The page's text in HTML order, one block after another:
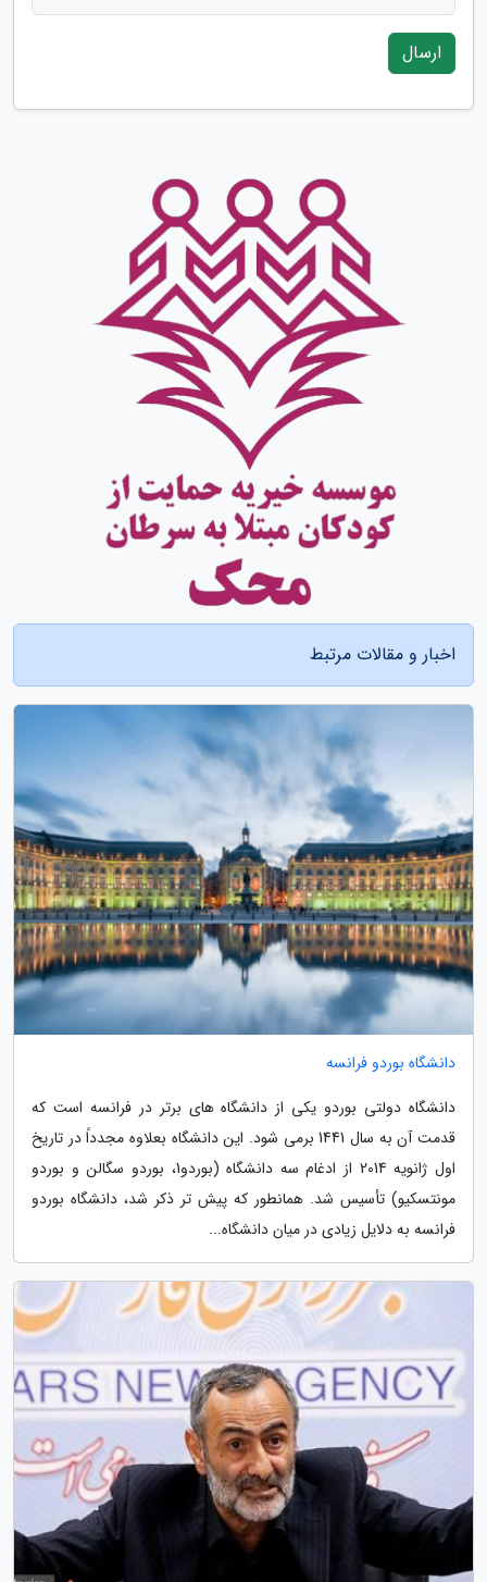
ارسال
اخبار و مقالات مرتبط
دانشگاه بوردو فرانسه
دانشگاه دولتی بوردو یکی از دانشگاه های برتر در فرانسه است که
قدمت آن به سال 1441 برمی شود. این دانشگاه بعلاوه مجدداً در تاریخ
اول ژانویه 2014 از ادغام سه دانشگاه (بوردو1، بوردو سگالن و بوردو
مونتسکیو) تأسیس شد. همانطور که پیش تر ذکر شد، دانشگاه بوردو
فرانسه به دلایل زیادی در میان دانشگاه...